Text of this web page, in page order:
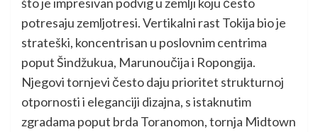
potresaju zemljotresi. Vertikalni rast Tokija bio je
strateški, koncentrisan u poslovnim centrima
poput Šindžukua, Marunoučija i Ropongija.
Njegovi tornjevi često daju prioritet strukturnoj
otpornosti i eleganciji dizajna, s istaknutim
zgradama poput brda Toranomon, tornja Midtown